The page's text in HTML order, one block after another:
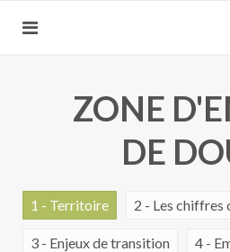
ZONE
DE
1 - Territoire 2 - Les chiffres
3 - Enjeux de transition 4 -